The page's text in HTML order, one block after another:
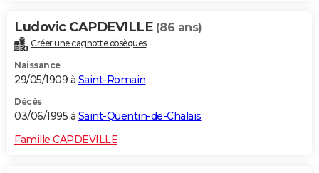
Ludovic CAPDEVILLE (86 ans)
Créer une cagnotte obsèques
Naissance
29/05/1909 à Saint-Romain
Décès
03/06/1995 à Saint-Quentin-de-Chalais
Famille CAPDEVILLE